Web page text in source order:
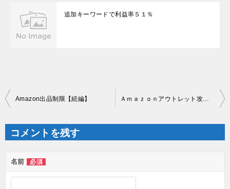
追加キーワードで利益率５１％
投
稿
ナ
ゲ
ー
シ
ン
Amazon出品制限【続編】 Ａｍａｚｏｎアウトレット攻略法
コメントを残す
名前 必須